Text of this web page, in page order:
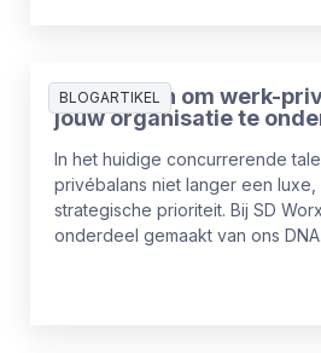
BLOGARTIKEL
5 manieren om werk-
jouw organisatie te
In het huidige concurrerende
privébalans niet langer een luxe,
strategische prioriteit. Bij SD
onderdeel gemaakt van ons DNA.